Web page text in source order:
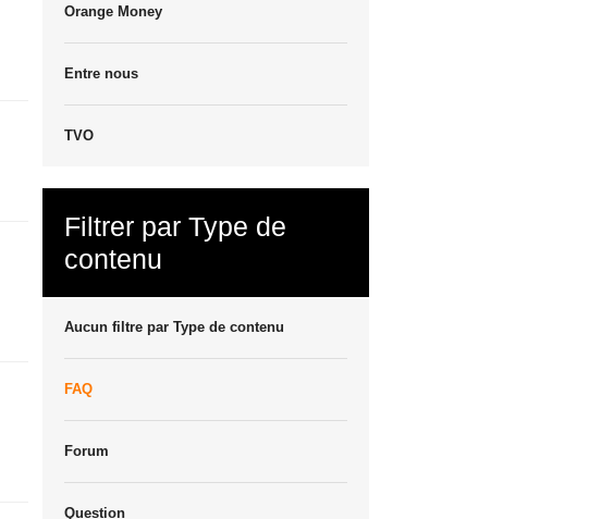
Orange Money
Entre nous
TVO
Filtrer par Type de
contenu
Aucun filtre par Type de contenu
FAQ
Forum
Question